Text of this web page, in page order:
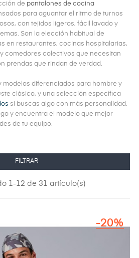
de pantalones de cocina
para aguantar el ritmo de turnos
con tejidos ligeros, fácil lavado y
Son la elección habitual de
en restaurantes, cocinas hospitalarias,
comedores colectivos que necesitan
prendas que rindan de verdad.
modelos diferenciados para hombre y
clásico, y una selección específica
si buscas algo con más personalidad.
y encuentra el modelo que mejor
de tu equipo.
FILTRAR
1-12 de 31 artículo(s)
-20%